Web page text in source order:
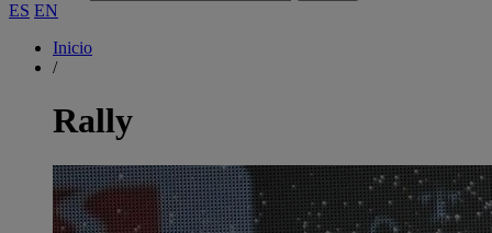
ES EN
Inicio
/
Rally